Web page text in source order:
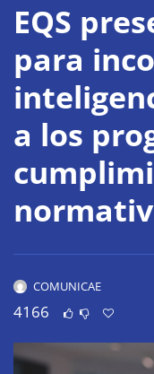
EQS
para
a los
COMUNICAE
4166